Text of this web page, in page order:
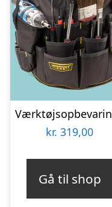
kr. 319,00
Gå til shop